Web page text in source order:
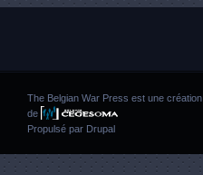
The Belgian War Press est une création
de
Propulsé par Drupal